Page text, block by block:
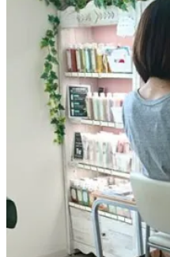
レイキヒーリング
ブログ
Menu